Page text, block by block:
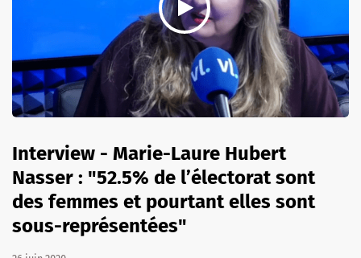
Interview - Marie-Laure Hubert
Nasser : "52.5% de l’électorat sont
des femmes et pourtant elles sont
sous-représentées"